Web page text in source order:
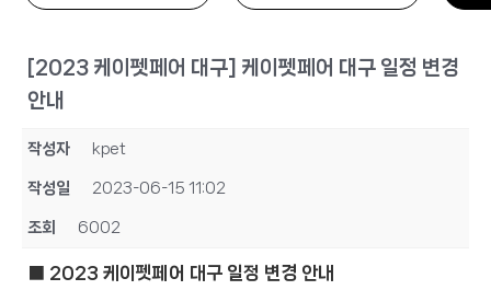
[2023 케이펫페어 대구] 케이펫페어 대구 일정 변경
안내
작성자 kpet
작성일 2023-06-15 11:02
조회 6002
■ 2023 케이펫페어 대구 일정 변경 안내